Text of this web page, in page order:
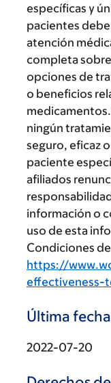
específicas y
pacientes
atención
completa
opciones de
o beneficios
ningún
seguro, eficaz
paciente
afiliados
información o
uso de esta
Condiciones
https://
effectiveness-
Última
2022-07-20